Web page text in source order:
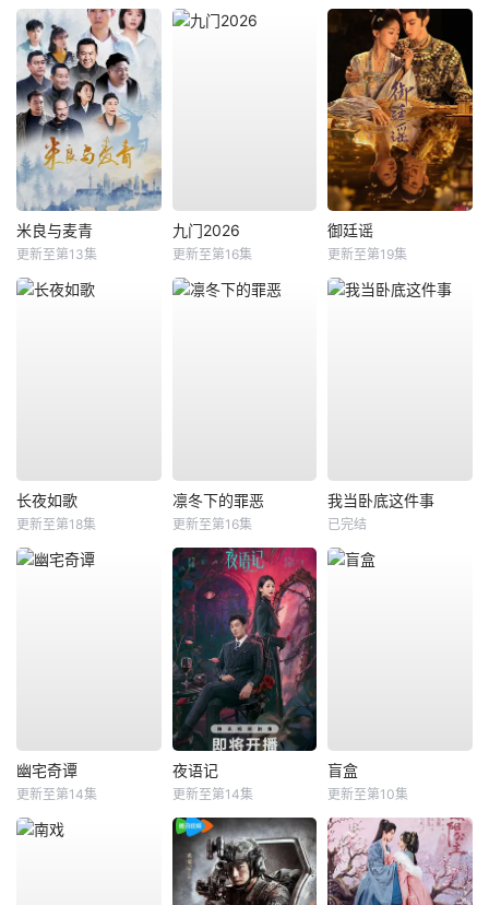
米良与麦青
更新至第13集
九门2026
更新至第16集
御廷谣
更新至第19集
长夜如歌
更新至第18集
凛冬下的罪恶
更新至第16集
我当卧底这件事
已完结
幽宅奇谭
更新至第14集
夜语记
更新至第14集
盲盒
更新至第10集